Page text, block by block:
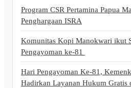
Program CSR Pertamina Papua
Penghargaan ISRA
Komunitas Kopi Manokwari ikut
Pengayoman ke-81
Hari Pengayoman Ke-81,
Hadirkan Layanan Hukum Gratis